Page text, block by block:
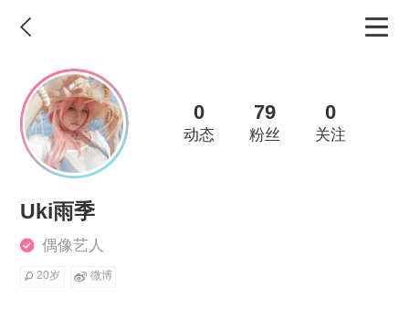
0
动态
79
粉丝
0
关注
Uki雨季
偶像艺人
20岁 微博